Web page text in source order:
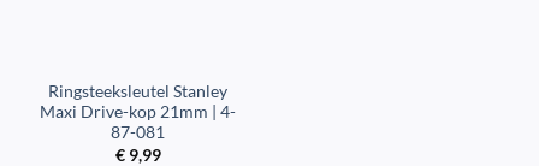
Ringsteeksleutel Stanley
Maxi Drive-kop 21mm | 4-
87-081
€9,99